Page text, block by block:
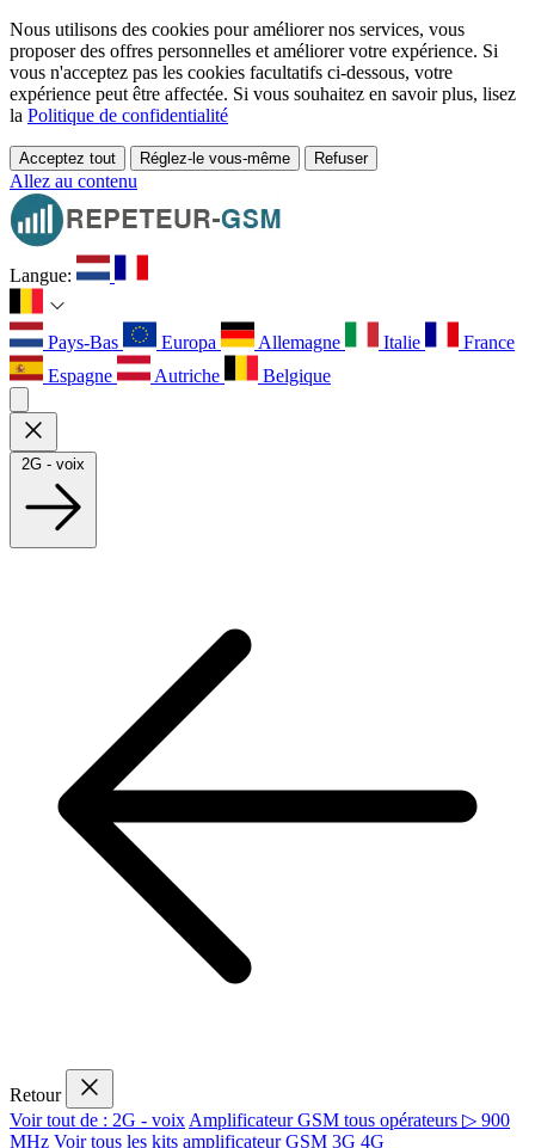
Nous utilisons des cookies pour améliorer nos services, vous
proposer des offres personnelles et améliorer votre expérience. Si
vous n'acceptez pas les cookies facultatifs ci-dessous, votre
expérience peut être affectée. Si vous souhaitez en savoir plus, lisez
la Politique de confidentialité
Acceptez tout Réglez-le vous-même Refuser
Allez au contenu
Langue:
Pays-Bas Europa Allemagne Italie
France
Espagne
Autriche Belgique
2G - voix
Retour
Voir tout de : 2G - voix Amplificateur GSM tous opérateurs ▷ 900
MHz Voir tous les kits amplificateur GSM 3G 4G